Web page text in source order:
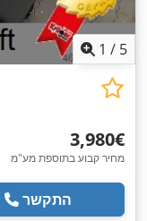
1 / 5
‏3,980 ‏€
מחיר קבוע בתוספת מע"מ
התקשר